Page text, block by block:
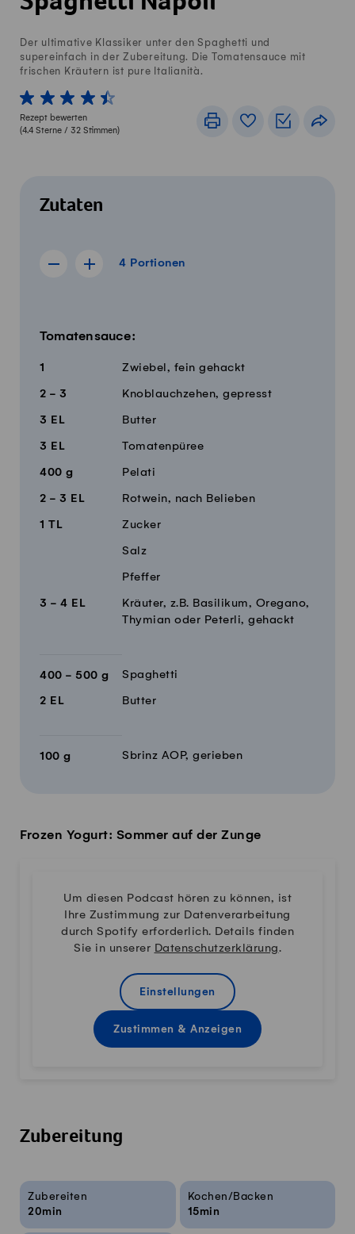
Der ultimative Klassiker unter den Spaghetti und
supereinfach in der Zubereitung. Die Tomatensauce mit
frischen Kräutern ist pure Italianità.
1 von 5 Sterne
2 von 5 Sterne
3 von 5 Sterne
4 von 5 Sterne
5 von 5 Sterne
Rezept bewerten
(4.4 Sterne / 32 Stimmen)
DruckenRezeptbuch
Zutaten
4 Portionen
Rezept für 3 Portionen anzeigen
Rezept für 5 Portionen anzeigen
4 Portionen
Tomatensauce:
1 Zwiebel, fein gehackt
2 - 3 Knoblauchzehen, gepresst
3 EL Butter
3 EL Tomatenpüree
400 g Pelati
2 - 3 EL Rotwein, nach Belieben
1 TL Zucker
Salz
Pfeffer
3 - 4 EL
Kräuter, z.B. Basilikum, Oregano,
Thymian oder Peterli, gehackt
400 - 500 g Spaghetti
2 EL Butter
100 g Sbrinz AOP, gerieben
Frozen Yogurt: Sommer auf der Zunge
Um diesen Podcast hören zu können, ist
Ihre Zustimmung zur Datenverarbeitung
durch Spotify erforderlich. Details finden
Sie in unserer Datenschutzerklärung.
Einstellungen
Zustimmen & Anzeigen
Zubereitung
Rezeptinfos
Zubereiten
20min
Kochen/Backen
15min